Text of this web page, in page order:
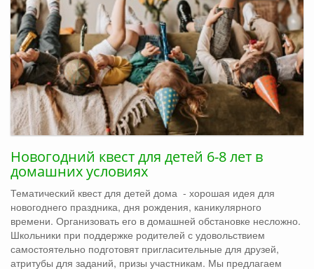
Новогодний квест для детей 6-8 лет в
домашних условиях
Тематический квест для детей дома - хорошая идея для
новогоднего праздника, дня рождения, каникулярного
времени. Организовать его в домашней обстановке несложно.
Школьники при поддержке родителей с удовольствием
самостоятельно подготовят пригласительные для друзей,
атритубы для заданий, призы участникам. Мы предлагаем